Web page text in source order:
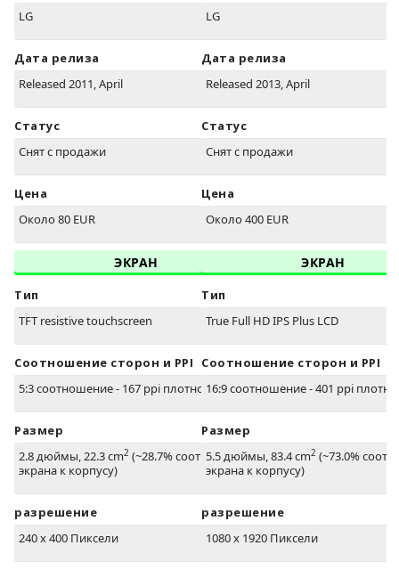
LG
Дата релиза
Released 2011, April
Статус
Снят с продажи
Цена
Около 80 EUR
ЭКРАН
Тип
TFT resistive touchscreen
Соотношение сторон и PPI
5:3 соотношение - 167 ppi плотность
Размер
2.8 дюймы, 22.3 cm2 (~28.7% соотношение
экрана к корпусу)
разрешение
240 x 400 Пиксели
LG
Дата релиза
Released 2013, April
Статус
Снят с продажи
Цена
Около 400 EUR
ЭКРАН
Тип
True Full HD IPS Plus LCD
Соотношение сторон и PPI
16:9 соотношение - 401 ppi
Размер
5.5 дюймы, 83.4 cm2 (~73.0%
экрана к корпусу)
разрешение
1080 x 1920 Пиксели